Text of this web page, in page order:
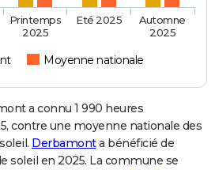
Moyenne nationale
Printemps
2025
Eté 2025
Automne
2025
a connu 1 990 heures
contre une moyenne nationale des
Derbamonta bénéficié de
soleil en 2025. La commune se